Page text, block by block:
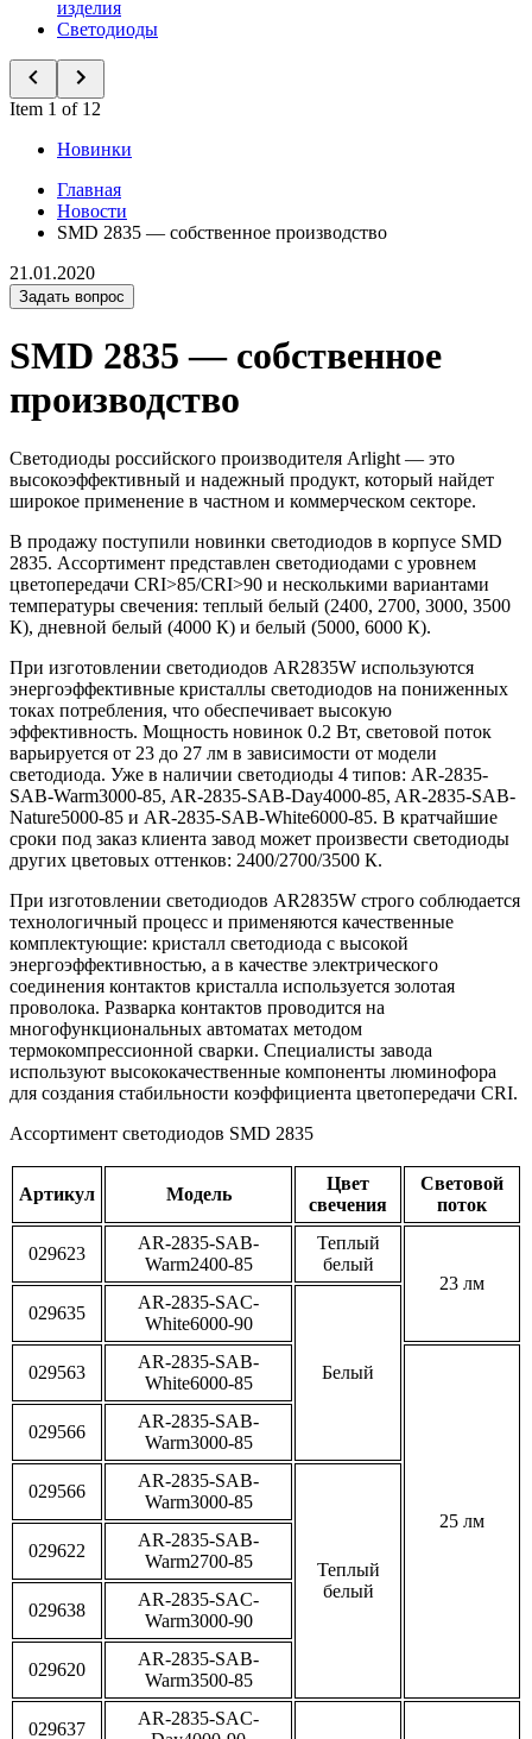
изделия
Светодиоды
Item 1 of 12
Новинки
Главная
Новости
SMD 2835 — собственное производство
21.01.2020
Задать вопрос
SMD 2835 — собственное
производство
Светодиоды российского производителя Arlight — это
высокоэффективный и надежный продукт, который найдет
широкое применение в частном и коммерческом секторе.
В продажу поступили новинки светодиодов в корпусе SMD
2835. Ассортимент представлен светодиодами с уровнем
цветопередачи CRI>85/CRI>90 и несколькими вариантами
температуры свечения: теплый белый (2400, 2700, 3000, 3500
К), дневной белый (4000 К) и белый (5000, 6000 К).
При изготовлении светодиодов AR2835W используются
энергоэффективные кристаллы светодиодов на пониженных
токах потребления, что обеспечивает высокую
эффективность. Мощность новинок 0.2 Вт, световой поток
варьируется от 23 до 27 лм в зависимости от модели
светодиода. Уже в наличии светодиоды 4 типов: AR-2835-
SAB-Warm3000-85, AR-2835-SAB-Day4000-85, AR-2835-SAB-
Nature5000-85 и AR-2835-SAB-White6000-85. В кратчайшие
сроки под заказ клиента завод может произвести светодиоды
других цветовых оттенков: 2400/2700/3500 К.
При изготовлении светодиодов AR2835W строго соблюдается
технологичный процесс и применяются качественные
комплектующие: кристалл светодиода с высокой
энергоэффективностью, а в качестве электрического
соединения контактов кристалла используется золотая
проволока. Разварка контактов проводится на
многофункциональных автоматах методом
термокомпрессионной сварки. Специалисты завода
используют высококачественные компоненты люминофора
для создания стабильности коэффициента цветопередачи CRI.
Ассортимент светодиодов SMD 2835
Артикул Модель
Цвет
свечения
Световой
поток
029623
AR-2835-SAB-
Warm2400-85
Теплый
белый
23 лм
029635
AR-2835-SAC-
White6000-90
Белый
029563
AR-2835-SAB-
White6000-85
25 лм
029566
AR-2835-SAB-
Warm3000-85
029566
AR-2835-SAB-
Warm3000-85
Теплый
белый
029622
AR-2835-SAB-
Warm2700-85
029638
AR-2835-SAC-
Warm3000-90
029620
AR-2835-SAB-
Warm3500-85
029637
AR-2835-SAC-